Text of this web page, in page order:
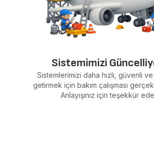
Sistemimizi
Sistemlerimizi daha hızlı, güvenli
getirmek için bakım çalışması
Anlayışınız için teşekkür